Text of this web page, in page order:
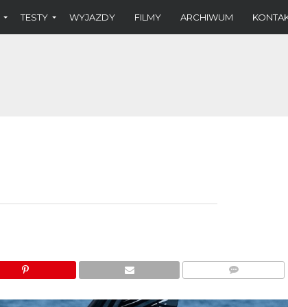
TESTY WYJAZDY FILMY ARCHIWUM